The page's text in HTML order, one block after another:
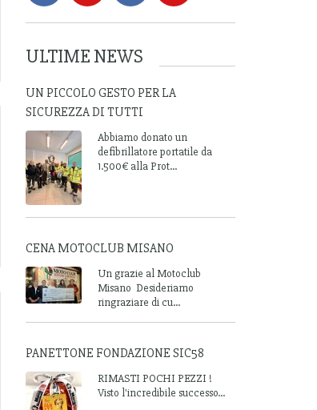
ULTIME NEWS
UN PICCOLO GESTO PER LA
SICUREZZA DI TUTTI
Abbiamo donato un
defibrillatore portatile da
1.500€ alla Prot...
CENA MOTOCLUB MISANO
Un grazie al Motoclub
Misano Desideriamo
ringraziare di cu...
PANETTONE FONDAZIONE SIC58
RIMASTI POCHI PEZZI !
Visto l'incredibile successo...